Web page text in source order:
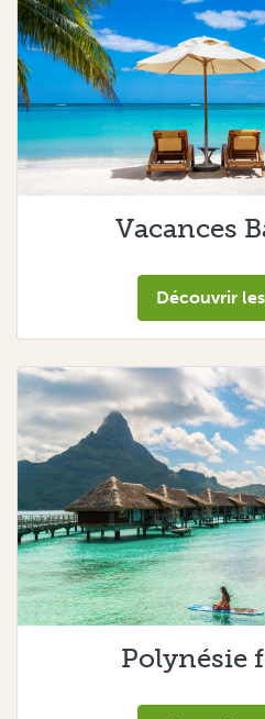
Vacances
Découvrir
Polynésie